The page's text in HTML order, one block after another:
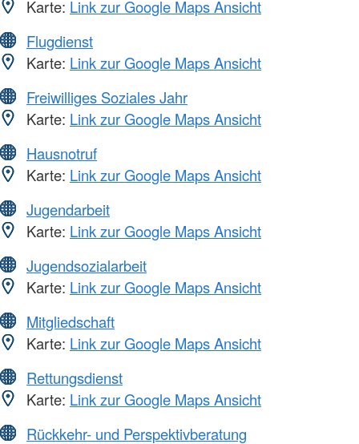
Karte: Link zur Google Maps Ansicht
Flugdienst
Karte: Link zur Google Maps Ansicht
Freiwilliges Soziales Jahr
Karte: Link zur Google Maps Ansicht
Hausnotruf
Karte: Link zur Google Maps Ansicht
Jugendarbeit
Karte: Link zur Google Maps Ansicht
Jugendsozialarbeit
Karte: Link zur Google Maps Ansicht
Mitgliedschaft
Karte: Link zur Google Maps Ansicht
Rettungsdienst
Karte: Link zur Google Maps Ansicht
Rückkehr- und Perspektivberatung